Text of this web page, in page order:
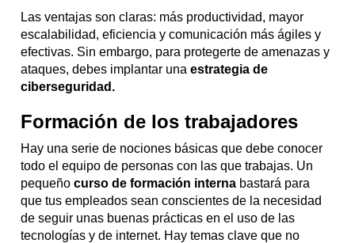
Las ventajas son claras: más productividad, mayor
escalabilidad, eficiencia y comunicación más ágiles y
efectivas. Sin embargo, para protegerte de amenazas y
ataques, debes implantar una estrategia de
ciberseguridad.
Formación de los trabajadores
Hay una serie de nociones básicas que debe conocer
todo el equipo de personas con las que trabajas. Un
pequeñocurso de formación interna bastará para
que tus empleados sean conscientes de la necesidad
de seguir unas buenas prácticas en el uso de las
tecnologías y de internet. Hay temas clave que no